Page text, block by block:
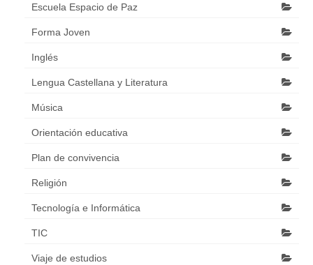
Escuela Espacio de Paz
Forma Joven
Inglés
Lengua Castellana y Literatura
Música
Orientación educativa
Plan de convivencia
Religión
Tecnología e Informática
TIC
Viaje de estudios